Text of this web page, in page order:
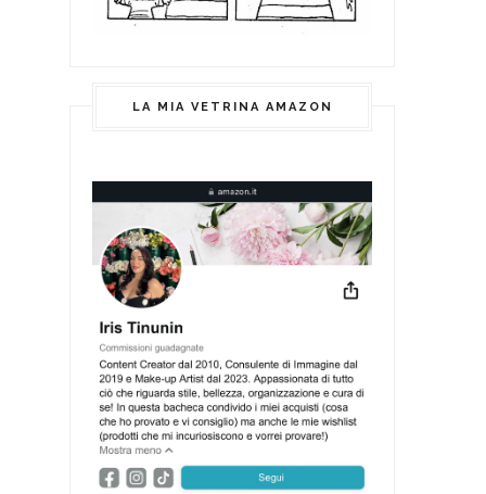
LA MIA VETRINA AMAZON